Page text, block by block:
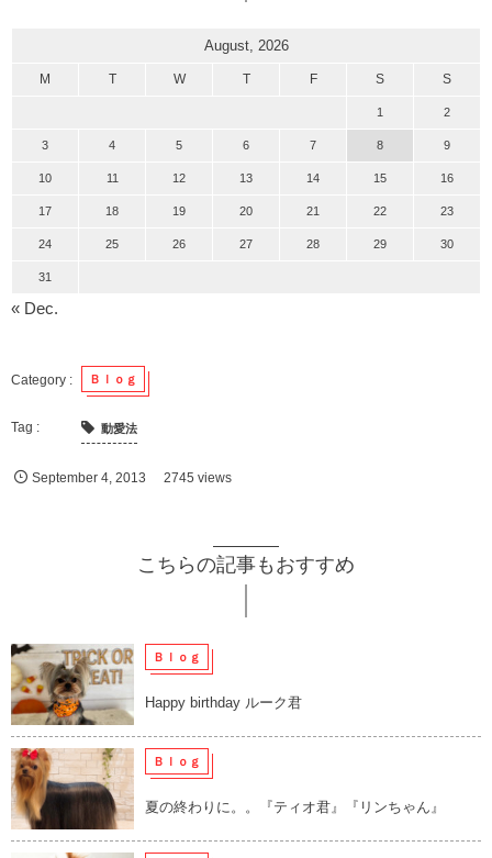
August, 2026
M T W T F S S
1 2
3 4 5 6 7 8 9
10 11 12 13 14 15 16
17 18 19 20 21 22 23
24 25 26 27 28 29 30
31
« Dec.
Ｂｌｏｇ
動愛法
September 4 ,2013 2745 views
こちらの記事もおすすめ
Ｂｌｏｇ
Happy birthday ルーク君
Ｂｌｏｇ
夏の終わりに。。『ティオ君』『リンちゃん』